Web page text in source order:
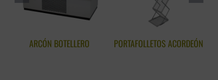
ARCÓN BOTELLERO PORTAFOLLETOS ACORDEÓN